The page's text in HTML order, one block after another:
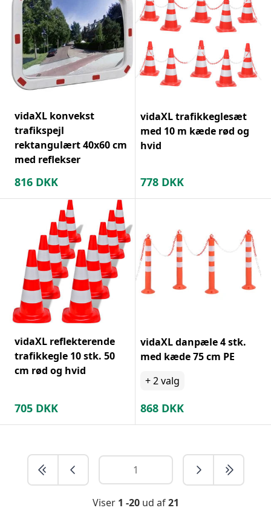
vidaXL konvekst
trafikspejl
rektangulært 40x60 cm
med reflekser
816 DKK
vidaXL trafikkeglesæt
med 10 m kæde rød og
hvid
778 DKK
vidaXL reflekterende
trafikkegle 10 stk. 50
cm rød og hvid
705 DKK
vidaXL danpæle 4 stk.
med kæde 75 cm PE
+2valg
868 DKK
Viser 1 -20ud af21